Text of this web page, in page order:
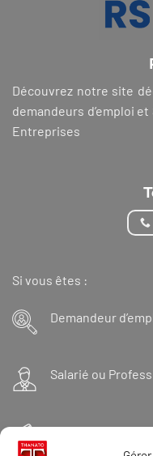
Découvrez notre site
demandeurs d’emploi
Entreprises
Si vous êtes :
Demandeur
Salarié ou
Financeur : tapez